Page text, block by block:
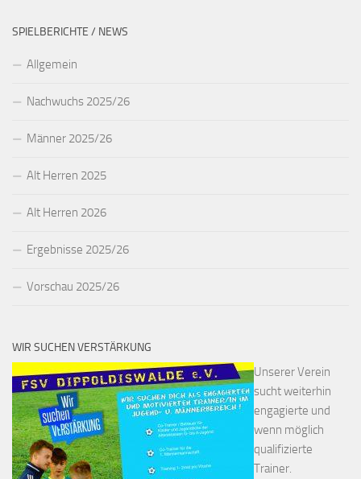
SPIELBERICHTE / NEWS
Allgemein
Nachwuchs 2025/26
Männer 2025/26
Alt Herren 2025
Alt Herren 2026
Ergebnisse 2025/26
Vorschau 2025/26
WIR SUCHEN VERSTÄRKUNG
Unserer Verein
sucht weiterhin
engagierte und
wenn möglich
qualifizierte
Trainer.